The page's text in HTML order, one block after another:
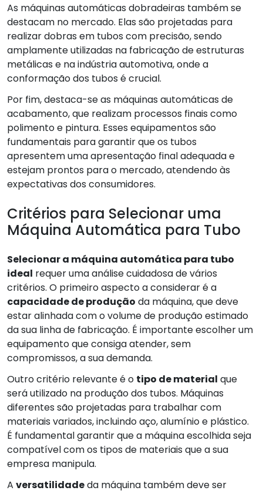
As máquinas automáticas dobradeiras também se
destacam no mercado. Elas são projetadas para
realizar dobras em tubos com precisão, sendo
amplamente utilizadas na fabricação de estruturas
metálicas e na indústria automotiva, onde a
conformação dos tubos é crucial.
Por fim, destaca-se as máquinas automáticas de
acabamento, que realizam processos finais como
polimento e pintura. Esses equipamentos são
fundamentais para garantir que os tubos
apresentem uma apresentação final adequada e
estejam prontos para o mercado, atendendo às
expectativas dos consumidores.
Critérios para Selecionar uma
Máquina Automática para Tubo
Selecionar a máquina automática para tubo
ideal requer uma análise cuidadosa de vários
critérios. O primeiro aspecto a considerar é a
capacidade de produção da máquina, que deve
estar alinhada com o volume de produção estimado
da sua linha de fabricação. É importante escolher um
equipamento que consiga atender, sem
compromissos, a sua demanda.
Outro critério relevante é o tipo de material que
será utilizado na produção dos tubos. Máquinas
diferentes são projetadas para trabalhar com
materiais variados, incluindo aço, alumínio e plástico.
É fundamental garantir que a máquina escolhida seja
compatível com os tipos de materiais que a sua
empresa manipula.
A versatilidadeda máquina também deve ser